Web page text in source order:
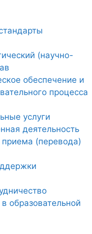
(научно-
обеспечение и
процесса
услуги
деятельность
(перевода)
образовательной